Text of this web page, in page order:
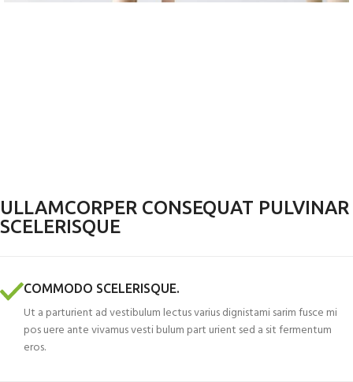
ULLAMCORPER CONSEQUAT PULVINAR
SCELERISQUE
COMMODO SCELERISQUE.
Ut a parturient ad vestibulum lectus varius dignistami sarim fusce mi
pos uere ante vivamus vesti bulum part urient sed a sit fermentum
eros.